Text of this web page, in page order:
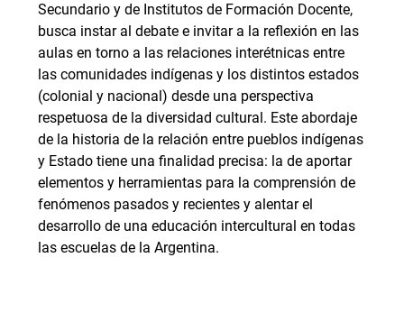
Secundario y de Institutos de Formación Docente,
busca instar al debate e invitar a la reflexión en las
aulas en torno a las relaciones interétnicas entre
las comunidades indígenas y los distintos estados
(colonial y nacional) desde una perspectiva
respetuosa de la diversidad cultural. Este abordaje
de la historia de la relación entre pueblos indígenas
y Estado tiene una finalidad precisa: la de aportar
elementos y herramientas para la comprensión de
fenómenos pasados y recientes y alentar el
desarrollo de una educación intercultural en todas
las escuelas de la Argentina.